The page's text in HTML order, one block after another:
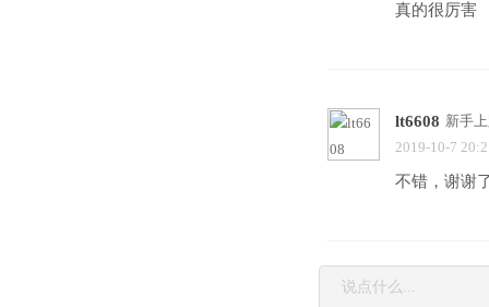
真的很厉害
lt6608 新手
2019-10-7
不错，谢谢